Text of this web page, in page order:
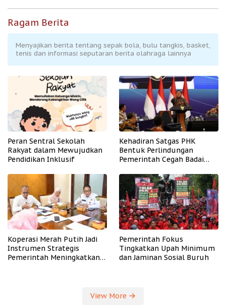
Ragam Berita
Menyajikan berita tentang sepak bola, bulu tangkis, basket,
tenis dan informasi seputaran berita olahraga lainnya
Peran Sentral Sekolah
Rakyat dalam Mewujudkan
Pendidikan Inklusif
Kehadiran Satgas PHK
Bentuk Perlindungan
Pemerintah Cegah Badai
Koperasi Merah Putih Jadi
Instrumen Strategis
Pemerintah Meningkatkan
Pemerintah Fokus
Tingkatkan Upah Minimum
dan Jaminan Sosial Buruh
View More